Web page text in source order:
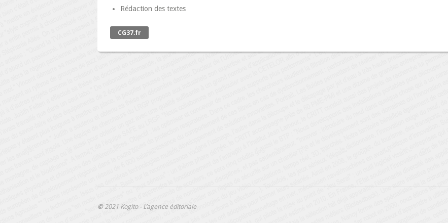
Rédaction des textes
CG37.fr
©2021 Kogito - L’agence éditoriale